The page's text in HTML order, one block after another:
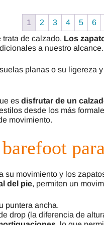
se
pueden
elegir
en
la
de
1 2 3 4 5
6
trata de calzado. Los
a nuestro alcance.
planas o su ligereza
es disfrutar de un
desde los más
movimiento.
su movimiento y los
del pie, permiten un
puntera ancha.
drop (la diferencia de